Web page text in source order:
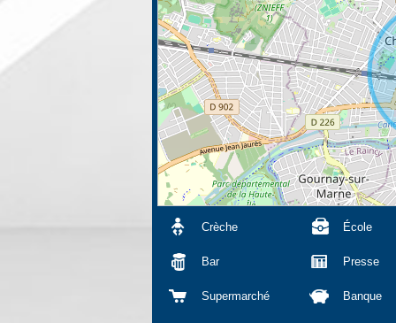
Crèche École
Bar Presse
Supermarché Banque